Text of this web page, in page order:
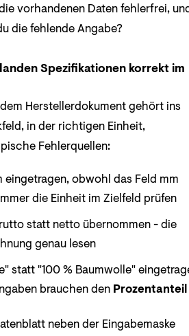
vorhandenen Daten fehlerfrei,
die fehlende Angabe?
Spezifikationen korrekt im
Herstellerdokument gehört ins
in der richtigen Einheit,
Fehlerquellen:
eingetragen, obwohl das Feld mm
die Einheit im Zielfeld prüfen
statt netto übernommen - die
genau lesen
statt "100 % Baumwolle"
brauchen den Prozentanteil
neben der Eingabemaske